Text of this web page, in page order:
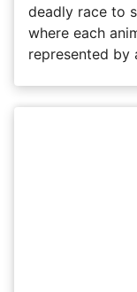
deadly race to
where each
represented by